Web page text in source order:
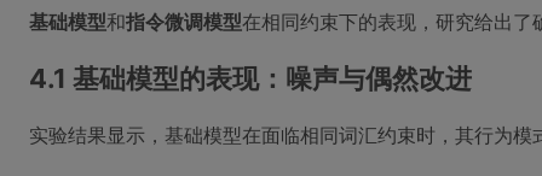
基础模型和指令微调模型在相同约束下的表现，研究给出了
4.1 基础模型的表现：噪声与偶然改进
实验结果显示，基础模型在面临相同词汇约束时，其行为